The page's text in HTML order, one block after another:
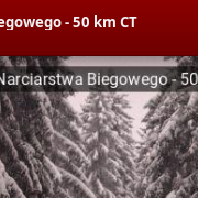
- 50 km CT